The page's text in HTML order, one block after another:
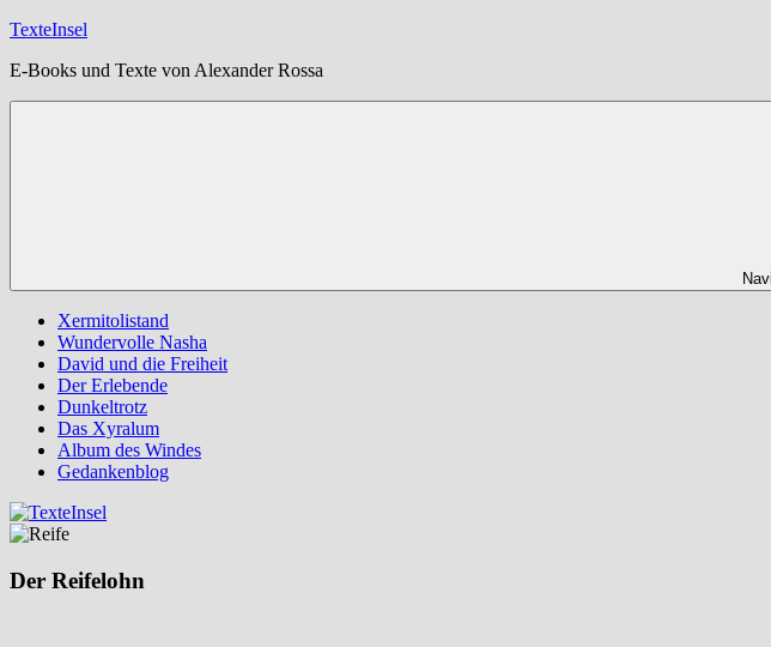
Zum
springen
TexteInsel
E-Books und Texte von Alexander Rossa
Xermitolistand
Wundervolle Nasha
David und die Freiheit
Der Erlebende
Dunkeltrotz
Das Xyralum
Album des Windes
Gedankenblog
Der Reifelohn